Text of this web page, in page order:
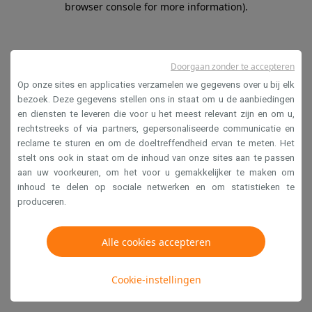
browser console for more information).
Op onze sites en applicaties verzamelen we gegevens over u bij elk
bezoek. Deze gegevens stellen ons in staat om u de aanbiedingen
en diensten te leveren die voor u het meest relevant zijn en om u,
rechtstreeks of via partners, gepersonaliseerde communicatie en
reclame te sturen en om de doeltreffendheid ervan te meten. Het
stelt ons ook in staat om de inhoud van onze sites aan te passen
aan uw voorkeuren, om het voor u gemakkelijker te maken om
inhoud te delen op sociale netwerken en om statistieken te
produceren.
Alle cookies accepteren
Cookie-instellingen
Doorgaan zonder te accepteren